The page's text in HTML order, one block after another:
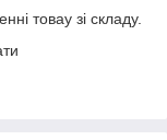
товау зі складу.